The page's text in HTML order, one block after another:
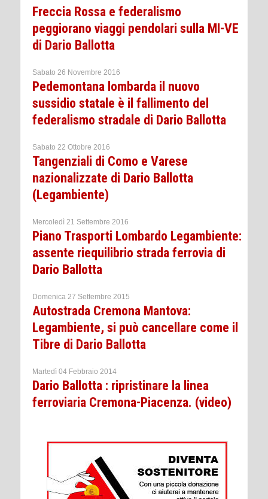
Freccia Rossa e federalismo
peggiorano viaggi pendolari sulla MI-VE
di Dario Ballotta
Sabato 26 Novembre 2016
Pedemontana lombarda il nuovo
sussidio statale è il fallimento del
federalismo stradale di Dario Ballotta
Sabato 22 Ottobre 2016
Tangenziali di Como e Varese
nazionalizzate di Dario Ballotta
(Legambiente)
Mercoledì 21 Settembre 2016
Piano Trasporti Lombardo Legambiente:
assente riequilibrio strada ferrovia di
Dario Ballotta
Domenica 27 Settembre 2015
Autostrada Cremona Mantova:
Legambiente, si può cancellare come il
Tibre di Dario Ballotta
Martedì 04 Febbraio 2014
Dario Ballotta : ripristinare la linea
ferroviaria Cremona-Piacenza. (video)